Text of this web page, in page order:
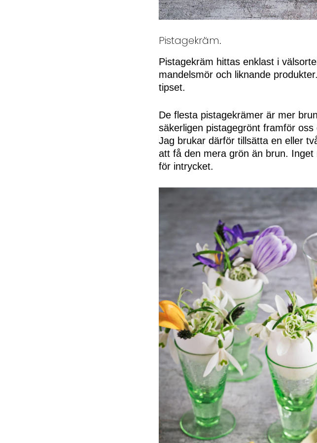
Pistagekräm.
Pistagekräm hittas enklast i
mandelsmör och liknande
tipset.
De flesta pistagekrämer är mer
säkerligen pistagegrönt framför
Jag brukar därför tillsätta en eller
att få den mera grön än brun.
för intrycket.